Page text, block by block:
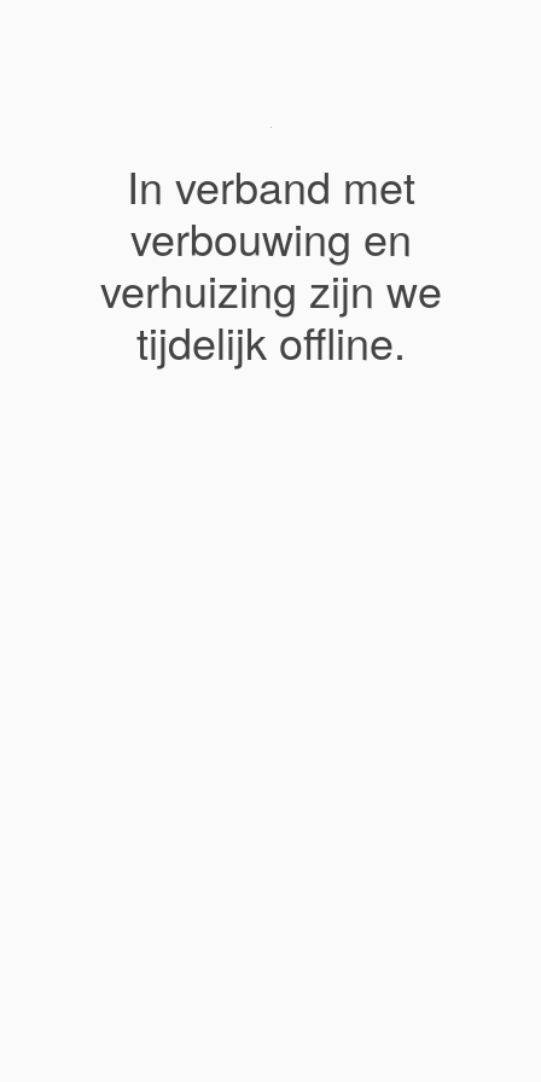
In verband met
verbouwing en
verhuizing zijn we
tijdelijk offline.